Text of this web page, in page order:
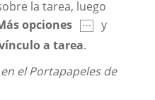
la tarea, luego
opciones
y
a tarea.
el Portapapeles de